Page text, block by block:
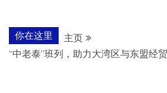
你在这里
主页
“中老泰”班列，助力大湾区与东盟经